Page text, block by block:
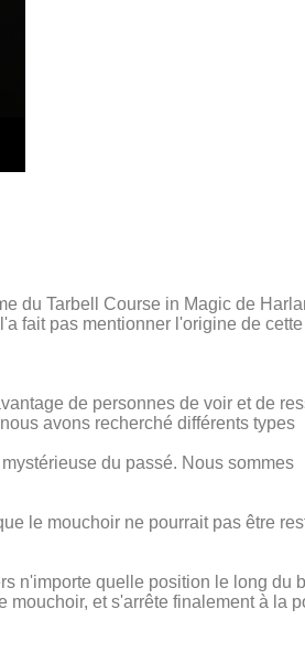
du Tarbell Course in Magic de
fait pas mentionner l'origine de cette
de personnes de voir et de
avons recherché différents types
du passé. Nous sommes
le mouchoir ne pourrait pas être
n'importe quelle position le long du
et s'arrête finalement à la